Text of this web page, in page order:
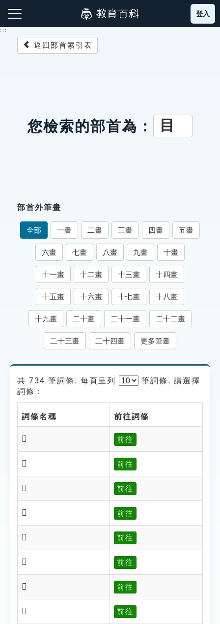
到
主
:::
成語故事
索引選單
知識索引
單字索引
生命大百科索引
遊戲專區
貓頭鷹博士
登入
:::
返回部首索引表
您檢索的部首為： 目
部首外筆畫
全部 一畫 二畫 三畫 四畫 五畫
六畫 七畫 八畫 九畫 十畫
十一畫 十二畫 十三畫 十四畫
十五畫 十六畫 十七畫 十八畫
十九畫 二十畫 二十一畫 二十二畫
二十三畫 二十四畫 更多筆畫
共 734 筆詞條, 每頁呈列 筆詞條, 請選擇
詞條：
詞條名稱 前往詞條
𥍂 前往
𥍃 前往
𥍃 前往
𥍆 前往
𥍁 前往
𥍊 前往
𥍋 前往
𥍌 前往